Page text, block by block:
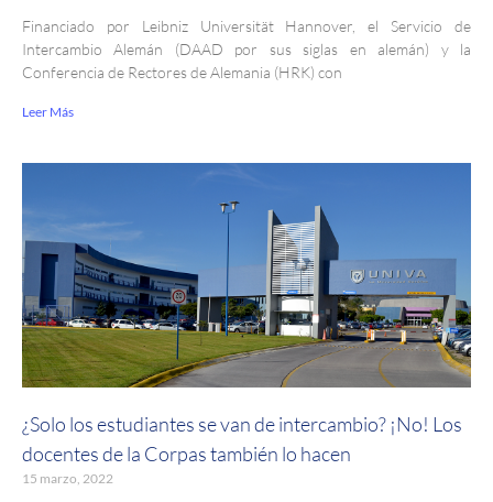
Financiado por Leibniz Universität Hannover, el Servicio de
Intercambio Alemán (DAAD por sus siglas en alemán) y la
Conferencia de Rectores de Alemania (HRK) con
Leer Más
¿Solo los estudiantes se van de intercambio? ¡No! Los
docentes de la Corpas también lo hacen
15 marzo, 2022